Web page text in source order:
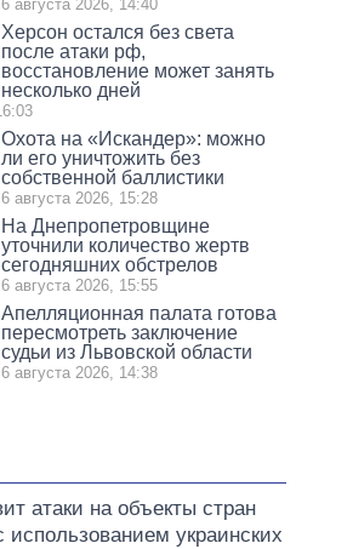
6 августа 2026, 14:40
Херсон остался без света
после атаки рф,
восстановление может занять
несколько дней
Охота на «Искандер»: можно
ли его уничтожить без
собственной баллистики
6 августа 2026, 15:28
На Днепропетровщине
уточнили количество жертв
сегодняшних обстрелов
6 августа 2026, 15:55
Апелляционная палата готова
пересмотреть заключение
судьи из Львовской области
6 августа 2026, 14:38
атаки на объекты стран
использованием украинских